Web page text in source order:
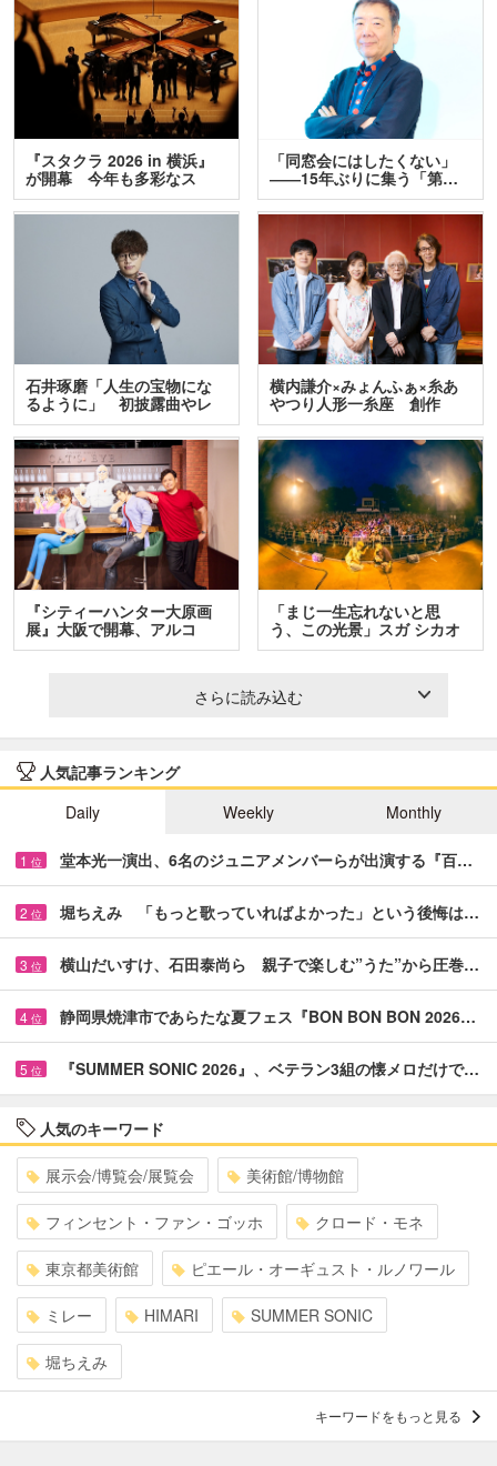
『スタクラ 2026 in 横浜』
が開幕 今年も多彩なス
テ…
「同窓会にはしたくない」
――15年ぶりに集う「第…
石井琢磨「人生の宝物にな
るように」 初披露曲やレ
ア…
横内謙介×みょんふぁ×糸あ
やつり人形一糸座 創作
人…
『シティーハンター大原画
展』大阪で開幕、アルコ
＆…
「まじ一生忘れないと思
う、この光景」スガ シカオ
と…
さらに読み込む
人気記事ランキング
Daily
Weekly Monthly
1 位 堂本光一演出、6名のジュニアメンバーらが出演する『百…
2 位 堀ちえみ 「もっと歌っていればよかった」という後悔は…
3 位 横山だいすけ、石田泰尚ら 親子で楽しむ”うた”から圧巻…
4 位 静岡県焼津市であらたな夏フェス『BON BON BON 2026…
5 位 『SUMMER SONIC 2026』、ベテラン3組の懐メロだけで…
人気のキーワード
展示会/博覧会/展覧会 美術館/博物館
フィンセント・ファン・ゴッホ クロード・モネ
東京都美術館 ピエール・オーギュスト・ルノワール
ミレー HIMARI SUMMER SONIC
堀ちえみ
キーワードをもっと見る